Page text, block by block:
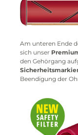
Am unteren Ende
sich unser
den Gehörgang
Beendigung der